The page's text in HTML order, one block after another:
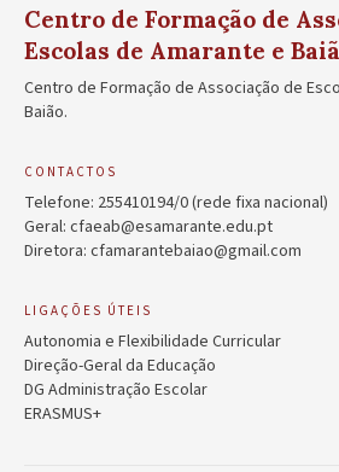
Centro de Formação de
Escolas de Amarante e
Centro de Formação de Associação de
Baião.
CONTACTOS
Telefone: 255410194/0(rede fixa nacional)
Geral: cfaeab@esamarante.edu.pt
Diretora: cfamarantebaiao@gmail.com
LIGAÇÕES ÚTEIS
Autonomia e Flexibilidade Curricular
Direção-Geral da Educação
DG Administração Escolar
ERASMUS+